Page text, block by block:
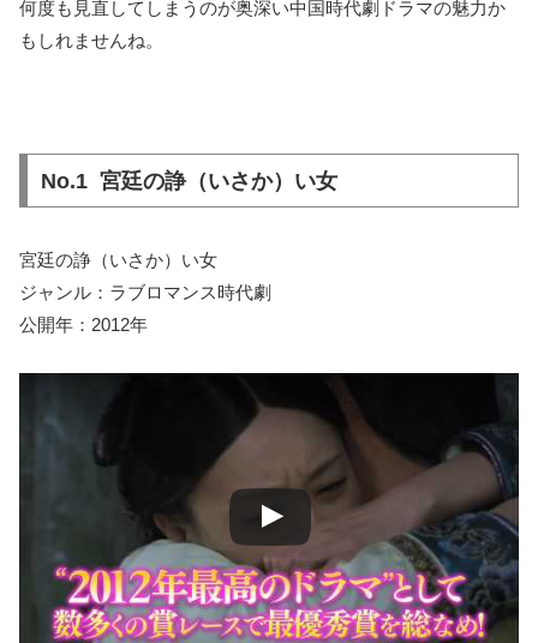
何度も見直してしまうのが奥深い中国時代劇ドラマの魅力か
もしれませんね。
No.1 宮廷の諍（いさか）い女
宮廷の諍（いさか）い女
ジャンル：ラブロマンス時代劇
公開年：2012年